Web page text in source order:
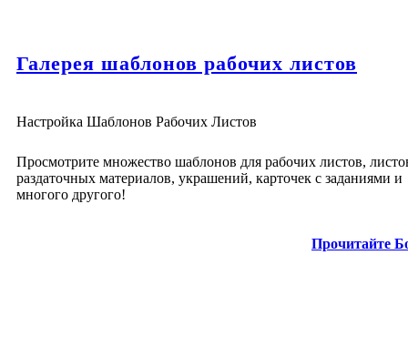
Галерея шаблонов рабочих листов
Настройка Шаблонов Рабочих Листов
Просмотрите множество шаблонов для рабочих листов,
раздаточных материалов, украшений, карточек с заданиями и
многого другого!
Прочитайте